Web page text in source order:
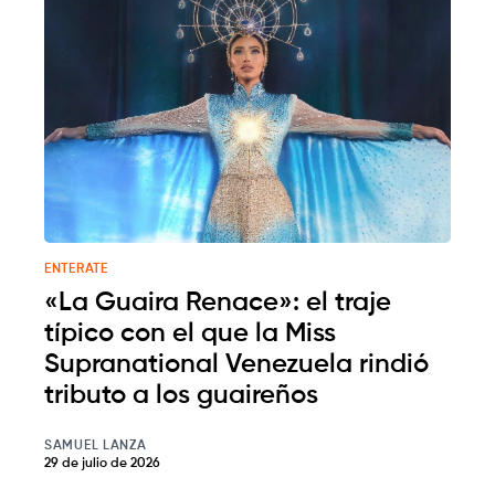
ENTERATE
«La Guaira Renace»: el traje
típico con el que la Miss
Supranational Venezuela rindió
tributo a los guaireños
SAMUEL LANZA
29 de julio de 2026